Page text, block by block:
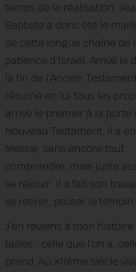
temps de la réalisation,
Baptiste a donc été le
de cette longue chaîne de
patience d’Israël. Arrivé le
la fin de l’Ancien
résumé en lui tous les
arrivé le premier à la porte
Nouveau Testament, il a
Messie, sans encore tout
comprendre, mais juste
se réjouir. Il a fait son
se retirer, passer le témoin.
J’en reviens à mon
tailles : celle que l’on a,
prend. Au XIIème siècle